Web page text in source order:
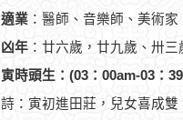
適業 ：醫師、音樂師、美術
凶年 ：廿六歲，廿九歲、卅
寅時頭生：(03：00am-03：
詩：寅初進田莊，兒女喜成